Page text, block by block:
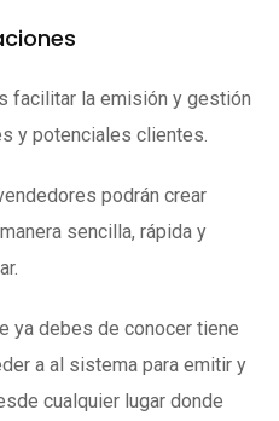
facilitar la emisión y gestión
y potenciales clientes.
podrán crear
sencilla, rápida y
ya debes de conocer tiene
a al sistema para emitir y
cualquier lugar donde